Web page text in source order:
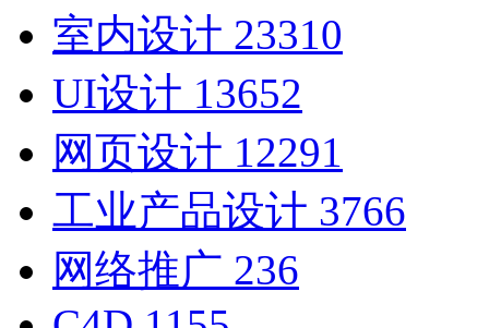
室内设计 23310
UI设计 13652
网页设计 12291
工业产品设计 3766
网络推广 236